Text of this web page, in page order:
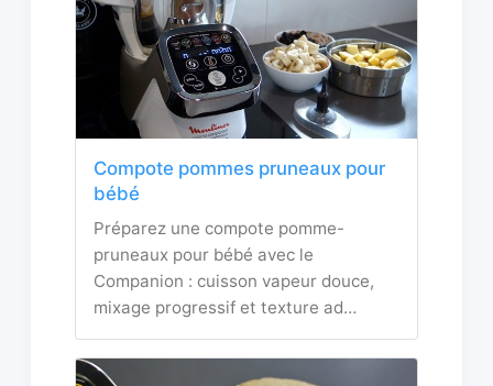
Compote pommes pruneaux pour
bébé
Préparez une compote pomme-
pruneaux pour bébé avec le
Companion : cuisson vapeur douce,
mixage progressif et texture ad…